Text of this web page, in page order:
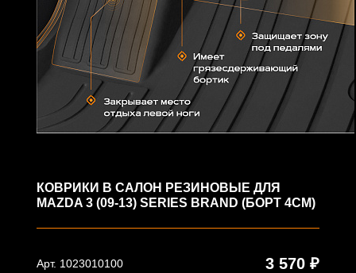
КОВРИКИ В САЛОН РЕЗИНОВЫЕ ДЛЯ
MAZDA 3 (09-13) SERIES BRAND (БОРТ 4СМ)
Арт. 1023010100 3 570 ₽